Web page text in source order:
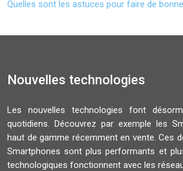
Quelles sont les astuces pour faire de
Nouvelles technologies
Les nouvelles technologies font
quotidiens. Découvrez par exemple les
haut de gamme récemment en vente. Ces
Smartphones sont plus performants et
technologiques fonctionnent avec les